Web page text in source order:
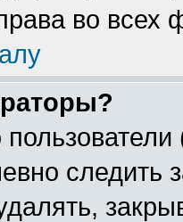
во всех
следить